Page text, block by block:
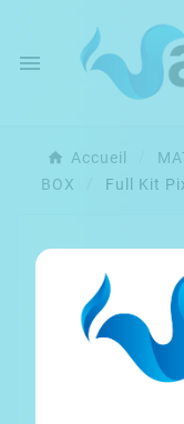

Accueil
BOX
Full Kit